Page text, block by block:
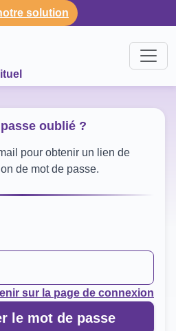
solution
oublié ?
pour obtenir un lien de
de mot de passe.
sur la page de connexion
le mot de passe